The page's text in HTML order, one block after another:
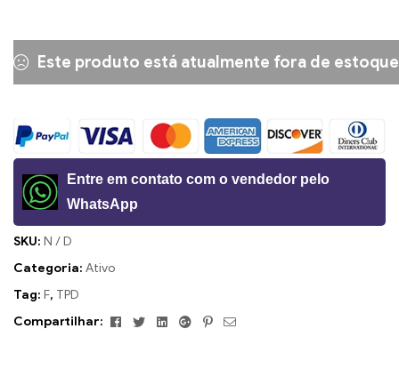
Este produto está atualmente fora de
Entre em contato com o vendedor pelo
WhatsApp
SKU: N / D
Categoria: Ativo
Tag: F, TPD
Compartilhar:
FacebookTwitterLinkedinGoogle+Pinterest
E-